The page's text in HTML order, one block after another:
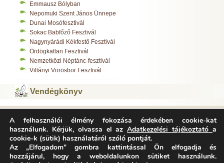
Emmausz Bólyban
Nepomuki Szent János Ünnepe
Dunai Mosófesztivál
Sokac Babfőző Fesztivál
Nagynyárádi Kékfestő Fesztivál
Ördögkatlan Fesztivál
Nemzetközi Néptánc-fesztivál
Villányi Vörösbor Fesztivál
Vendégkönyv
Varázsfészek Vendégház 7783 Majs, Kossuth L. u. 308.
Tel.:
+36-70/312-0485
E-mail:
Copyright © Varázsfészek Vendégház Minden jog fenntartva.
Adatvédelem
Impresszum Archívum
A felhasználói élmény fokozása érdekében cookie-kat
használunk. Kérjük, olvassa el azAdatkezelési tájékoztató a
cookie-k (sütik) használatáról szóló pontját.
Az „Elfogadom” gombra kattintással Ön elfogadja és
hozzájárul, hogy a weboldalunkon sütiket használunk.